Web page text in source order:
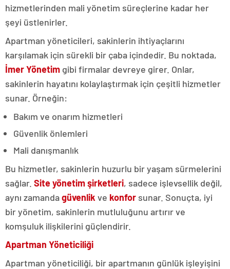
hizmetlerinden mali yönetim süreçlerine kadar her
şeyi üstlenirler.
Apartman yöneticileri, sakinlerin ihtiyaçlarını
karşılamak için sürekli bir çaba içindedir. Bu noktada,
İmer Yönetim gibi firmalar devreye girer. Onlar,
sakinlerin hayatını kolaylaştırmak için çeşitli hizmetler
sunar. Örneğin:
Bakım ve onarım hizmetleri
Güvenlik önlemleri
Mali danışmanlık
Bu hizmetler, sakinlerin huzurlu bir yaşam sürmelerini
sağlar. Site yönetim şirketleri, sadece işlevsellik değil,
aynı zamandagüvenlik ve konfor sunar. Sonuçta, iyi
bir yönetim, sakinlerin mutluluğunu artırır ve
komşuluk ilişkilerini güçlendirir.
Apartman Yöneticiliği
Apartman yöneticiliği, bir apartmanın günlük işleyişini